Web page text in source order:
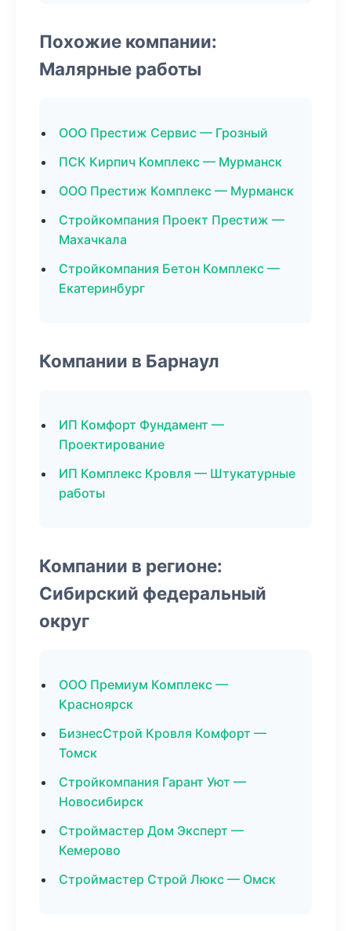
Похожие компании:
Малярные работы
ООО Престиж Сервис — Грозный
ПСК Кирпич Комплекс — Мурманск
ООО Престиж Комплекс — Мурманск
Стройкомпания Проект Престиж —
Махачкала
Стройкомпания Бетон Комплекс —
Екатеринбург
Компании в Барнаул
ИП Комфорт Фундамент —
Проектирование
ИП Комплекс Кровля — Штукатурные
работы
Компании в регионе:
Сибирский федеральный
округ
ООО Премиум Комплекс —
Красноярск
БизнесСтрой Кровля Комфорт —
Томск
Стройкомпания Гарант Уют —
Новосибирск
Строймастер Дом Эксперт —
Кемерово
Строймастер Строй Люкс — Омск